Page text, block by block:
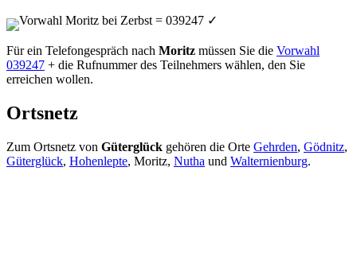
Vorwahl Moritz bei Zerbst = 039247 ✓
Für ein Telefongespräch nach Moritz müssen Sie die Vorwahl
039247 + die Rufnummer des Teilnehmers wählen, den Sie
erreichen wollen.
Ortsnetz
Zum Ortsnetz von Güterglück gehören die Orte Gehrden, Gödnitz,
Güterglück, Hohenlepte, Moritz, Nutha und Walternienburg.